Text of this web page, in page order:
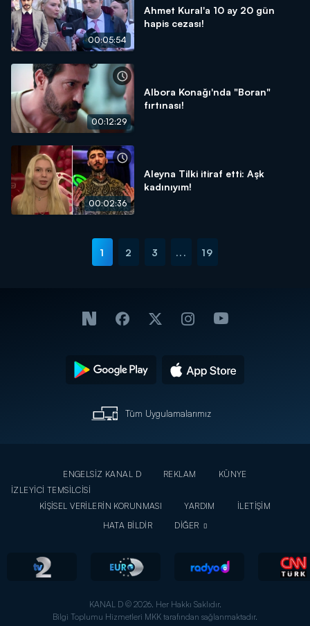
00:05:54
Ahmet Kural'a 10 ay 20 gün
hapis cezası!
00:12:29
Albora Konağı'nda "Boran"
fırtınası!
00:02:36
Aleyna Tilki itiraf etti: Aşk
kadınıyım!
1 2 3 ... 19
Tüm Uygulamalarımız
ENGELSİZ KANAL D REKLAM
KÜNYE
İZLEYİCİ TEMSİLCİSİ
KİŞİSEL VERİLERİN KORUNMASI
YARDIM
İLETİŞİM
HATA BİLDİR
DİĞER
KANAL D © 2026. Her Hakkı Saklıdır.
Bilgi Toplumu Hizmetleri MKK tarafından sağlanmaktadır.